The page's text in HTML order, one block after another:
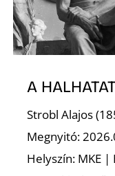
A
Strobl Alajos
Megnyitó:
Helyszín: MKE |